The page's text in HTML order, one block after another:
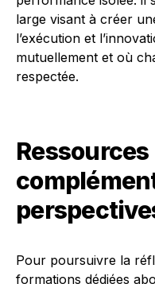
large visant à créer
l’exécution et
mutuellement et où
respectée.
Ressources
Pour poursuivre la
formations dédiées